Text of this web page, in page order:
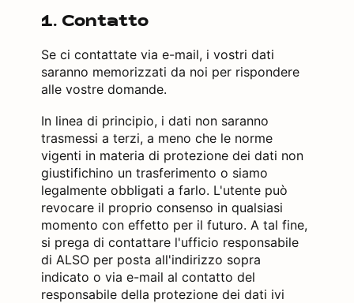
1. Contatto
Se ci contattate via e-mail, i vostri dati
saranno memorizzati da noi per rispondere
alle vostre domande.
In linea di principio, i dati non saranno
trasmessi a terzi, a meno che le norme
vigenti in materia di protezione dei dati non
giustifichino un trasferimento o siamo
legalmente obbligati a farlo. L'utente può
revocare il proprio consenso in qualsiasi
momento con effetto per il futuro. A tal fine,
si prega di contattare l'ufficio responsabile
di ALSO per posta all'indirizzo sopra
indicato o via e-mail al contatto del
responsabile della protezione dei dati ivi